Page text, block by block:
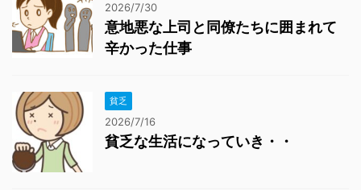
2026/7/30
意地悪な上司と同僚たちに囲まれて
辛かった仕事
貧乏
2026/7/16
貧乏な生活になっていき・・